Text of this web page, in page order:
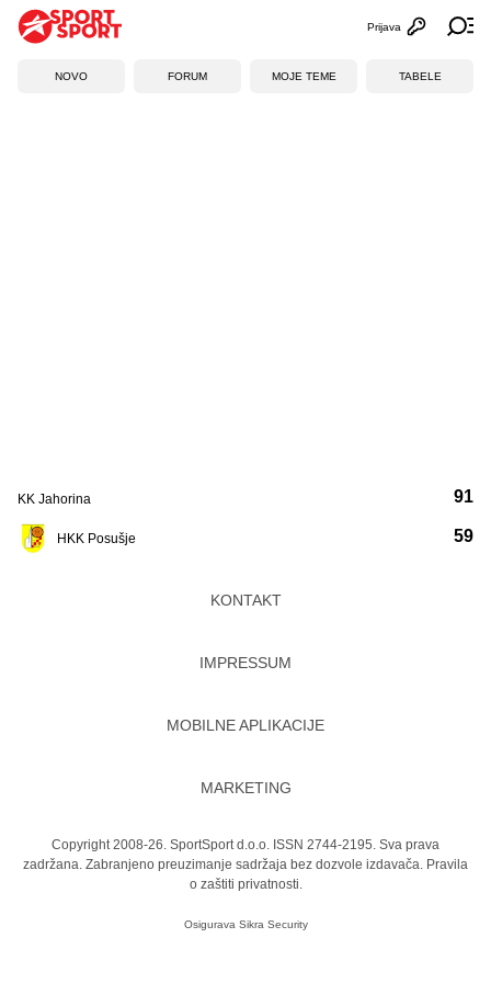
Otvori
Prijava
NOVO FORUM MOJE TEME TABELE
KK Jahorina
HKK Posušje
91
59
KONTAKT
IMPRESSUM
MOBILNE APLIKACIJE
MARKETING
Copyright 2008-26. SportSport d.o.o. ISSN 2744-2195. Sva prava
zadržana. Zabranjeno preuzimanje sadržaja bez dozvole izdavača. Pravila
o zaštiti privatnosti.
Osigurava Sikra Security